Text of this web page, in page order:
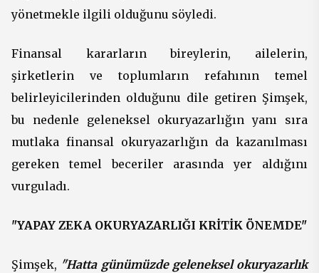
yönetmekle ilgili olduğunu söyledi.
Finansal kararların bireylerin, ailelerin,
şirketlerin ve toplumların refahının temel
belirleyicilerinden olduğunu dile getiren Şimşek,
bu nedenle geleneksel okuryazarlığın yanı sıra
mutlaka finansal okuryazarlığın da kazanılması
gereken temel beceriler arasında yer aldığını
vurguladı.
"YAPAY ZEKA OKURYAZARLIĞI KRİTİK ÖNEMDE"
Şimşek, "Hatta günümüzde geleneksel okuryazarlık